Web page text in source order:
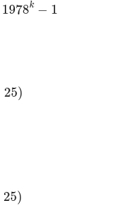
1978k − 1
25)
25)